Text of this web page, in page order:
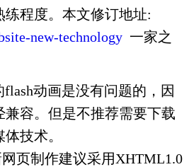
练程度。本文修订地址:
new-technology一家之
flash动画是没有问题的，因
兼容。但是不推荐需要下载
技术。
页制作建议采用XHTML1.0